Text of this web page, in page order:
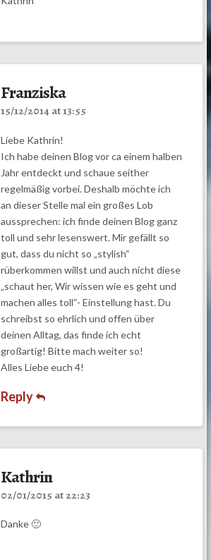
Franziska
15/12/2014 at 13:55
Liebe Kathrin!
Ich habe deinen Blog vor ca einem halben
Jahr entdeckt und schaue seither
regelmäßig vorbei. Deshalb möchte ich
an dieser Stelle mal ein großes Lob
aussprechen: ich finde deinen Blog ganz
toll und sehr lesenswert. Mir gefällt so
gut, dass du nicht so „stylish“
rüberkommen willst und auch nicht diese
„schaut her, Wir wissen wie es geht und
machen alles toll“- Einstellung hast. Du
schreibst so ehrlich und offen über
deinen Alltag, das finde ich echt
großartig! Bitte mach weiter so!
Alles Liebe euch 4!
Reply
Kathrin
02/01/2015 at 22:23
Danke 🙂